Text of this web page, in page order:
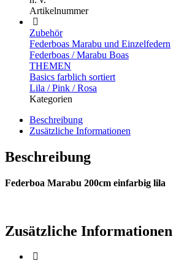
Artikelnummer
Zubehör
Federboas Marabu und Einzelfedern
Federboas / Marabu Boas
THEMEN
Basics farblich sortiert
Lila / Pink / Rosa
Kategorien
Beschreibung
Zusätzliche Informationen
Beschreibung
Federboa Marabu 200cm einfarbig lila
Zusätzliche Informationen